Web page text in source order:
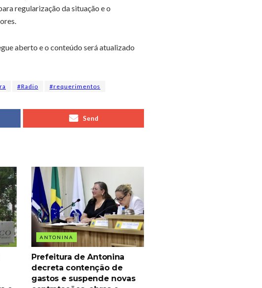
regularização da situação e o
aberto e o conteúdo será atualizado
#Radio #requerimentos
Send
ANTONINA
Prefeitura de Antonina
decreta contenção de
gastos e suspende novas